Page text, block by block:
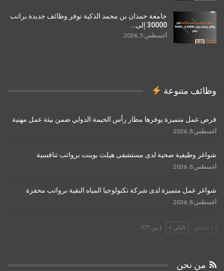
جامعة حمدان بن محمد الذكية توفر وظائف جديدة براتب
30000 إلى…
أغسطس 5, 2026
وظائف متنوعة
فرص عمل متميزة يوفرها مطار رأس الخيمة الدولي ضمن بيئة عمل مهنية
أغسطس 8, 2026
شواغر وظيفية صحية لدى مستشفى هيلث بوينت برواتب تنافسية
أغسطس 8, 2026
شواغر عمل متميزة لدى شركة تكنولوجيا المياه النقية برواتب محفزة
أغسطس 8, 2026
السابق التالي 1 من 777
من نحن